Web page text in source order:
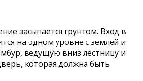
засыпается грунтом. Вход в
на одном уровне с землей и
ведущую вниз лестницу и
которая должна быть